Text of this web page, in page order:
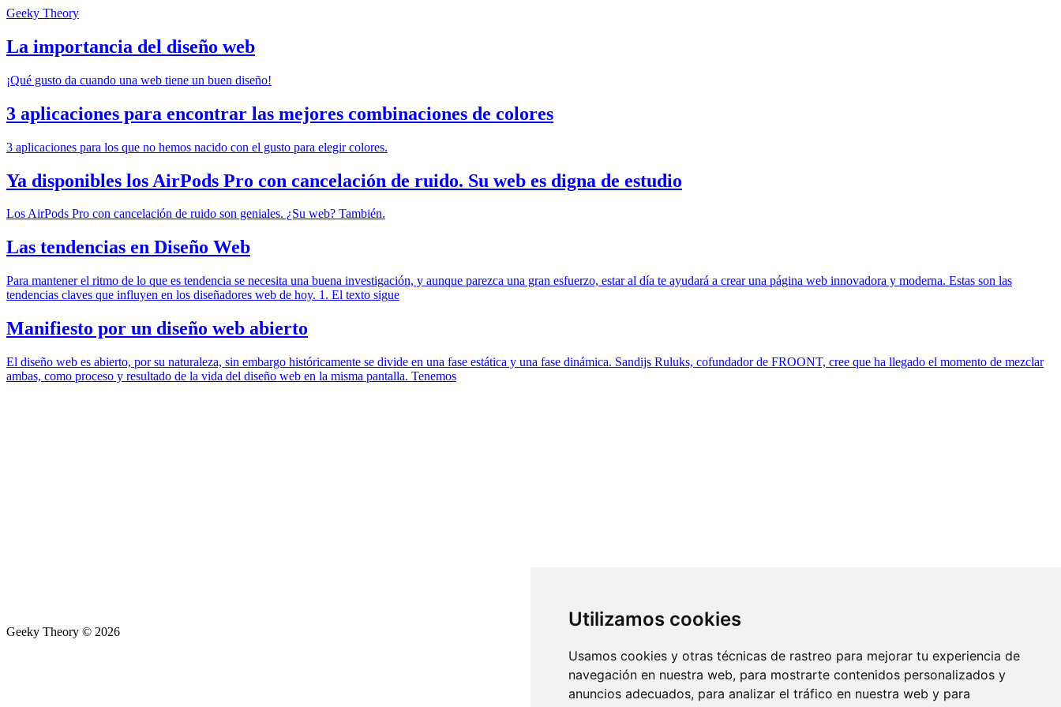
Utilizamos cookies
Usamos cookies y otras técnicas de rastreo para mejorar tu experiencia de
navegación en nuestra web, para mostrarte contenidos personalizados y
anuncios adecuados, para analizar el tráfico en nuestra web y para
Geeky Theory
La importancia del diseño web
¡Qué gusto da cuando una web tiene un buen diseño!
3 aplicaciones para encontrar las mejores combinaciones de colores
3 aplicaciones para los que no hemos nacido con el gusto para elegir colores.
Ya disponibles los AirPods Pro con cancelación de ruido. Su web es digna de estudio
Los AirPods Pro con cancelación de ruido son geniales. ¿Su web? También.
Las tendencias en Diseño Web
Para mantener el ritmo de lo que es tendencia se necesita una buena investigación, y aunque parezca una gran esfuerzo, estar al día te ayudará a crear una página web innovadora y moderna. Estas son las
tendencias claves que influyen en los diseñadores web de hoy. 1. El texto sigue
Manifiesto por un diseño web abierto
El diseño web es abierto, por su naturaleza, sin embargo históricamente se divide en una fase estática y una fase dinámica. Sandijs Ruluks, cofundador de FROONT, cree que ha llegado el momento de mezclar
ambas, como proceso y resultado de la vida del diseño web en la misma pantalla. Tenemos
Geeky Theory © 2026